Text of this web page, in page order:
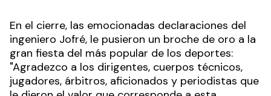
En el cierre, las emocionadas declaraciones del
ingeniero Jofré, le pusieron un broche de oro a la
gran fiesta del más popular de los deportes:
"Agradezco a los dirigentes, cuerpos técnicos,
jugadores, árbitros, aficionados y periodistas que